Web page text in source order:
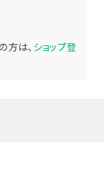
方は、 ショップ登